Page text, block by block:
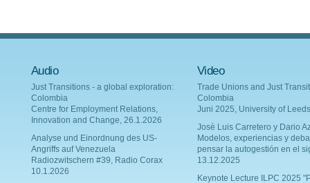
Audio
Just Transitions - a global exploration:
Colombia
Centre for Employment Relations,
Innovation and Change, 26.1.2026
Analyse und Einordnung des US-
Angriffs auf Venezuela
Radiozwitschern #39, Radio Corax
10.1.2026
Video
Trade Unions and Just
Colombia
Juni 2025, University of Leeds
Josè Luis Carretero y Dario
Modelos, experiencias y
pensar la autogestión en el
13.12.2025
Keynote Lecture ILPC 2025